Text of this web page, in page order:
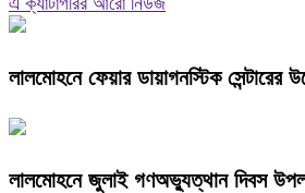
লালমোহনে ফেয়ার ডায়াগনস্টিক সেন্টারের
লালমোহনে জুলাই গণঅভ্যুত্থান দিবস